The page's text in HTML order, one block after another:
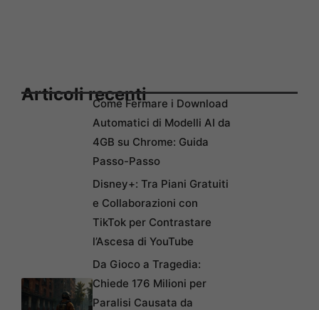
Articoli recentiCome Fermare i Download
Automatici di Modelli AI da
4GB su Chrome: Guida
Passo-Passo
Disney+: Tra Piani Gratuiti
e Collaborazioni con
TikTok per Contrastare
l’Ascesa di YouTube
Da Gioco a Tragedia:
Chiede 176 Milioni per
Paralisi Causata da